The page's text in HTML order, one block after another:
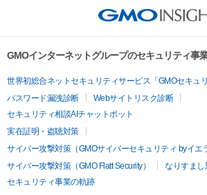
GMOインターネットグループのセキュリティ事
世界初総合ネットセキュリティサービス「GMOセキュリ
パスワード漏洩診断
Webサイトリスク診断
セキュリティ相談AIチャットボット
実在証明・盗聴対策
サイバー攻撃対策（GMOサイバーセキュリティ byイエ
サイバー攻撃対策（GMO Flatt Security）
なりすまし
セキュリティ事業の軌跡